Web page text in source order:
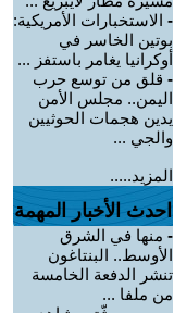
- الاستخبارات الأمريكية:
بوتين الخاسر في
أوكرانيا يغامر باستفز ...
- قلق من توسع حرب
اليمن.. مجلس الأمن
يدين هجمات الحوثيين
والجي ...
المزيد.....
احدث الأخبار المهمة
- منها في الشرق
الأوسط.. البنتاغون
تنشر الدفعة الخامسة
من ملفا ...